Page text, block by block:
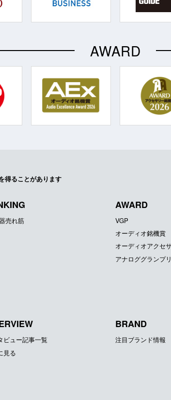
AWARD
得ることがあります
売れ筋
AWARD
VGP
オーディオ銘機賞
オーディオアクセ
アナロググランプリ
ビュー記事一覧
見る
BRAND
注目ブランド情報